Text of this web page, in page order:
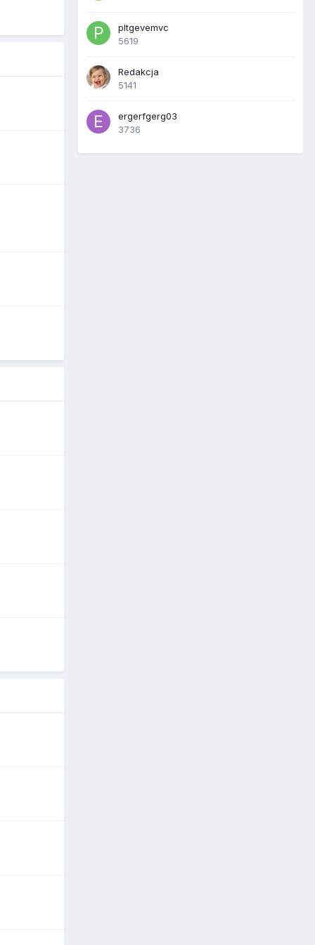
pltgevemvc
5619
Redakcja
5141
ergerfgerg03
3736